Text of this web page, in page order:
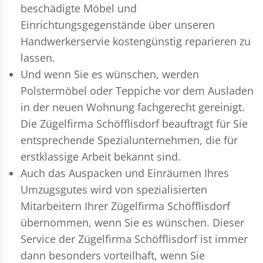
beschädigte Möbel und
Einrichtungsgegenstände über unseren
Handwerkerservie kostengünstig reparieren zu
lassen.
Und wenn Sie es wünschen, werden
Polstermöbel oder Teppiche vor dem Ausladen
in der neuen Wohnung fachgerecht gereinigt.
Die Zügelfirma Schöfflisdorf beauftragt für Sie
entsprechende Spezialunternehmen, die für
erstklassige Arbeit bekannt sind.
Auch das Auspacken und Einräumen Ihres
Umzugsgutes wird von spezialisierten
Mitarbeitern Ihrer Zügelfirma Schöfflisdorf
übernommen, wenn Sie es wünschen. Dieser
Service der Zügelfirma Schöfflisdorf ist immer
dann besonders vorteilhaft, wenn Sie